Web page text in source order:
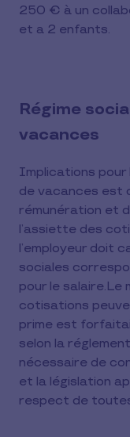
250 € à un
et a 2 enfants.
Régime
vacances
Implications
de vacances est
rémunération et
l’assiette des
l’employeur doit
sociales
pour le salaire.Le
cotisations
prime est
selon la
nécessaire de
et la législation
respect de